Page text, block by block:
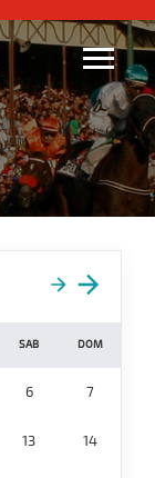
SAB DOM
6 7
13 14